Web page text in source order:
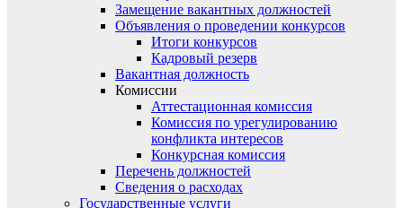
Замещение вакантных должностей
Объявления о проведении конкурсов
Итоги конкурсов
Кадровый резерв
Вакантная должность
Комиссии
Аттестационная комиссия
Комиссия по урегулированию
конфликта интересов
Конкурсная комиссия
Перечень должностей
Сведения о расходах
Государственные услуги